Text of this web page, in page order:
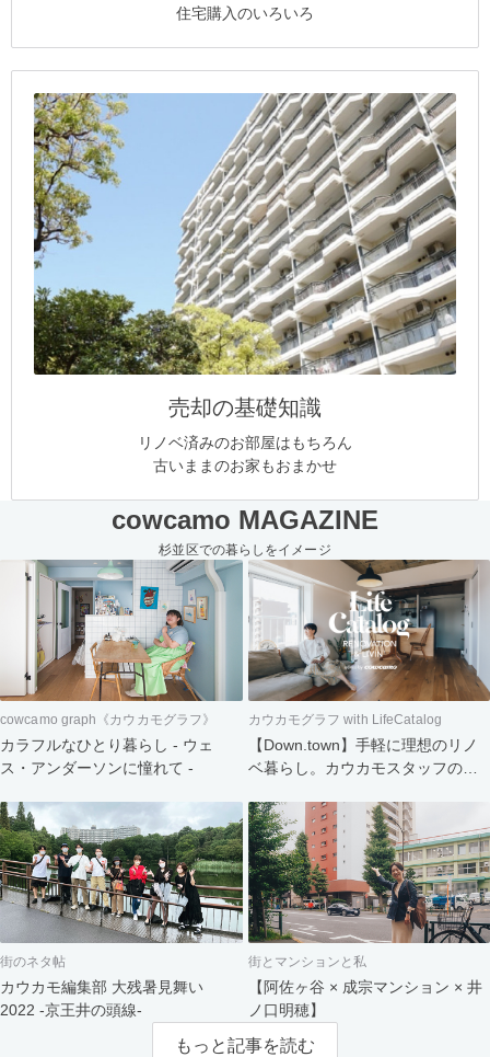
住宅購入のいろいろ
売却の基礎知識
リノベ済みのお部屋はもちろん
古いままのお家もおまかせ
cowcamo MAGAZINE
杉並区での暮らしをイメージ
cowcamo graph《カウカモグラフ》
カラフルなひとり暮らし - ウェ
ス・アンダーソンに憧れて -
カウカモグラフ with LifeCatalog
【Down.town】手軽に理想のリノ
ベ暮らし。カウカモスタッフの家
街のネタ帖
カウカモ編集部 大残暑見舞い
2022 -京王井の頭線-
街とマンションと私
【阿佐ヶ谷 × 成宗マンション × 井
ノ口明穂】
もっと記事を読む